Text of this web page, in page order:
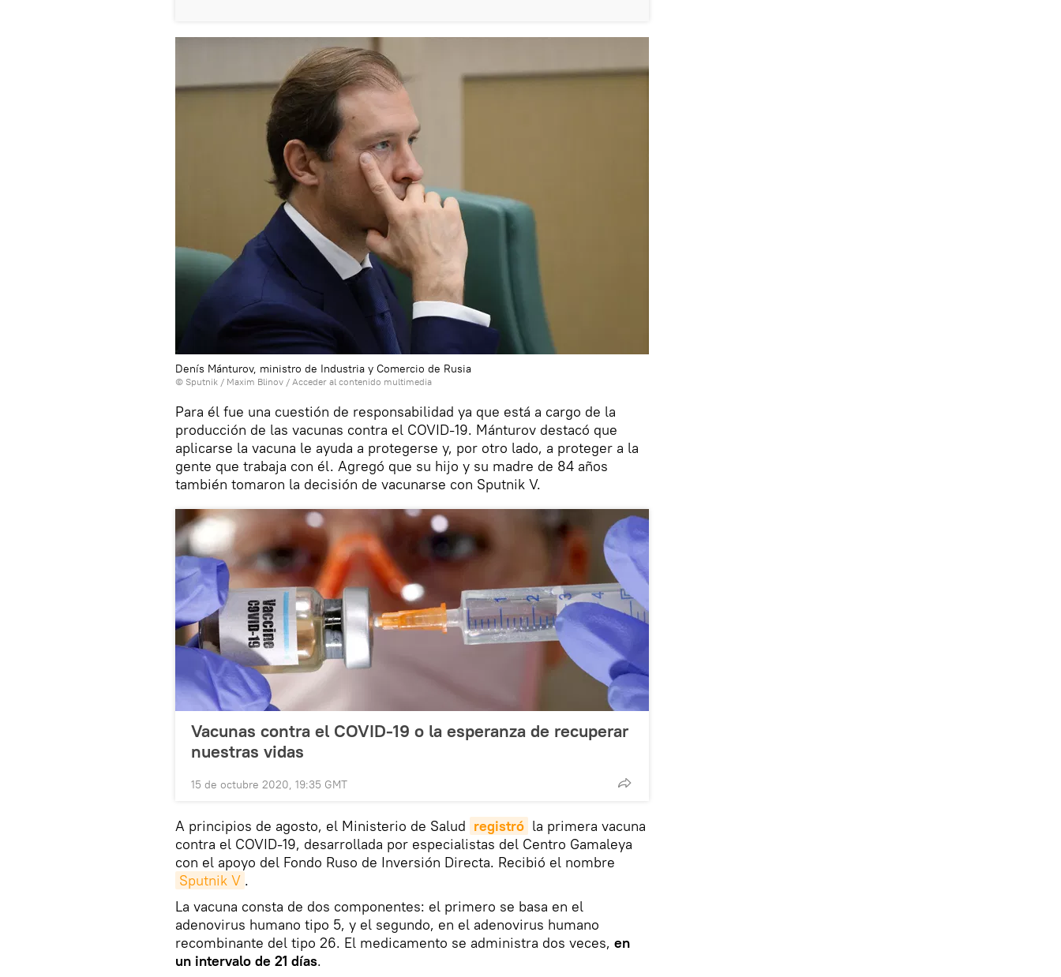
Denís Mánturov, ministro de Industria y Comercio de Rusia
© Sputnik / Maxim Blinov / Acceder al contenido multimedia
Para él fue una cuestión de responsabilidad ya que está a cargo de la
producción de las vacunas contra el COVID-19. Mánturov destacó que
aplicarse la vacuna le ayuda a protegerse y, por otro lado, a proteger a la
gente que trabaja con él. Agregó que su hijo y su madre de 84 años
también tomaron la decisión de vacunarse con Sputnik V.
Vacunas contra el COVID-19 o la esperanza de recuperar
nuestras vidas
15 de octubre 2020, 19:35 GMT
A principios de agosto, el Ministerio de Salud registró la primera vacuna
contra el COVID-19, desarrollada por especialistas del Centro Gamaleya
con el apoyo del Fondo Ruso de Inversión Directa. Recibió el nombre
Sputnik V .
La vacuna consta de dos componentes: el primero se basa en el
adenovirus humano tipo 5, y el segundo, en el adenovirus humano
recombinante del tipo 26. El medicamento se administra dos veces, en
un intervalo de 21 días.